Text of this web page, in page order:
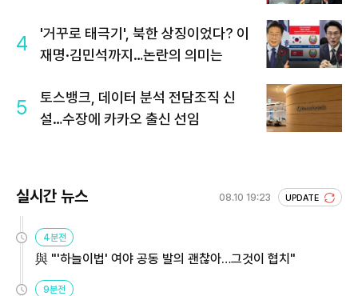
4
'거꾸로 태극기', 북한 상징이었다? 이
재명·김민석까지…논란의 의미는
5
토스뱅크, 데이터 분석 전담조직 신
설…수장에 카카오 출신 선임
실시간 뉴스 08.10 19:23 UPDATE
4분전
與 "'하늘이법' 여야 공동 발의 괜찮아…그것이 협치"
9분전